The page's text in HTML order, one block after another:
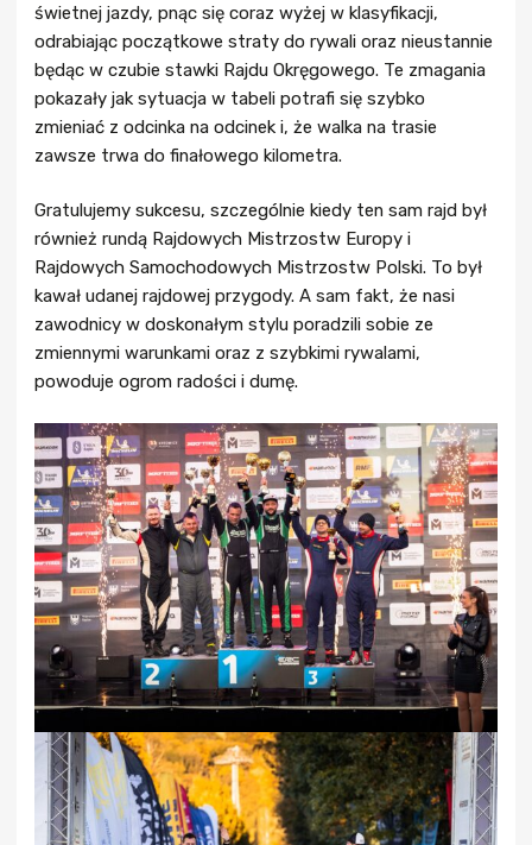
świetnej jazdy, pnąc się coraz wyżej w klasyfikacji,
odrabiając początkowe straty do rywali oraz nieustannie
będąc w czubie stawki Rajdu Okręgowego. Te zmagania
pokazały jak sytuacja w tabeli potrafi się szybko
zmieniać z odcinka na odcinek i, że walka na trasie
zawsze trwa do finałowego kilometra.
Gratulujemy sukcesu, szczególnie kiedy ten sam rajd był
również rundą Rajdowych Mistrzostw Europy i
Rajdowych Samochodowych Mistrzostw Polski. To był
kawał udanej rajdowej przygody. A sam fakt, że nasi
zawodnicy w doskonałym stylu poradzili sobie ze
zmiennymi warunkami oraz z szybkimi rywalami,
powoduje ogrom radości i dumę.